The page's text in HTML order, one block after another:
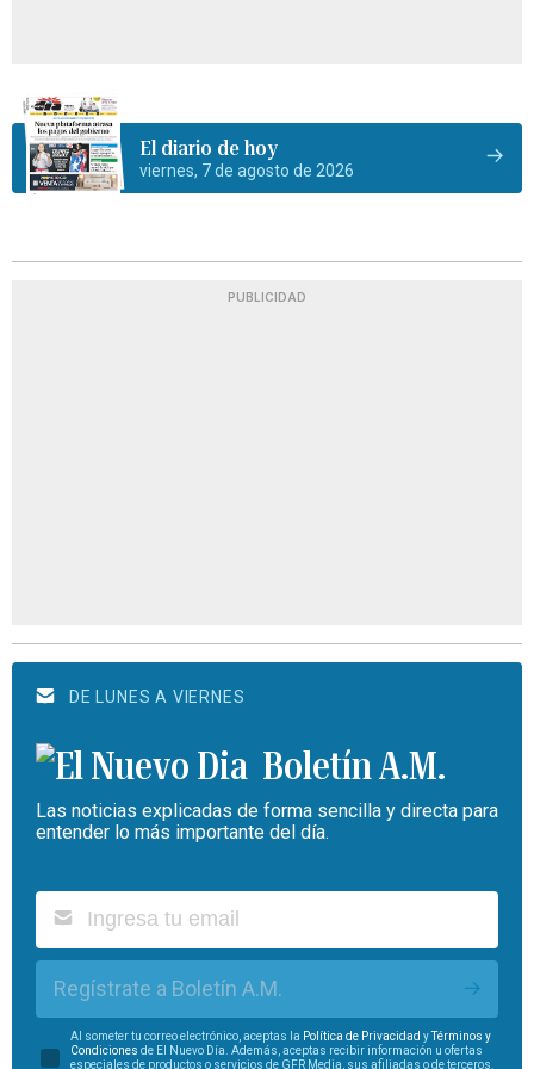
El diario de hoy
viernes, 7 de agosto de 2026
PUBLICIDAD
DE LUNES A VIERNES
Boletín A.M.
Las noticias explicadas de forma sencilla y directa para
entender lo más importante del día.
Regístrate a Boletín A.M.
Al someter tu correo electrónico, aceptas la Política de Privacidad yTérminos y
Condiciones de El Nuevo Día. Además, aceptas recibir información u ofertas
especiales de productos o servicios de GFR Media, sus afiliadas o de terceros.